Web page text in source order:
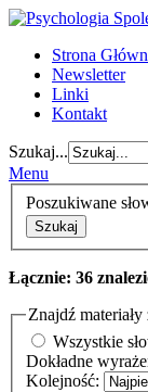
Strona
Newsletter
Linki
Kontakt
Szukaj...
Menu
Poszukiwane
Szukaj
Łącznie: 36
Znajdź
Wszystkie
Dokładne
Kolejność: